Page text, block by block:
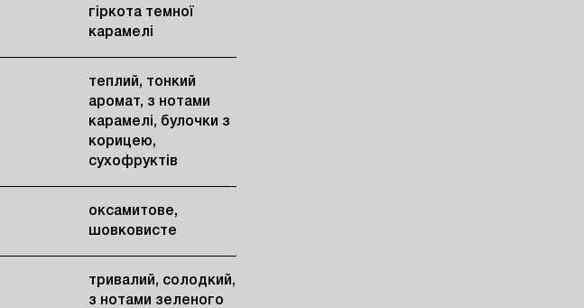
гіркота темної
карамелі
теплий, тонкий
аромат, з нотами
карамелі, булочки з
корицею,
сухофруктів
оксамитове,
шовковисте
тривалий, солодкий,
з нотами зеленого